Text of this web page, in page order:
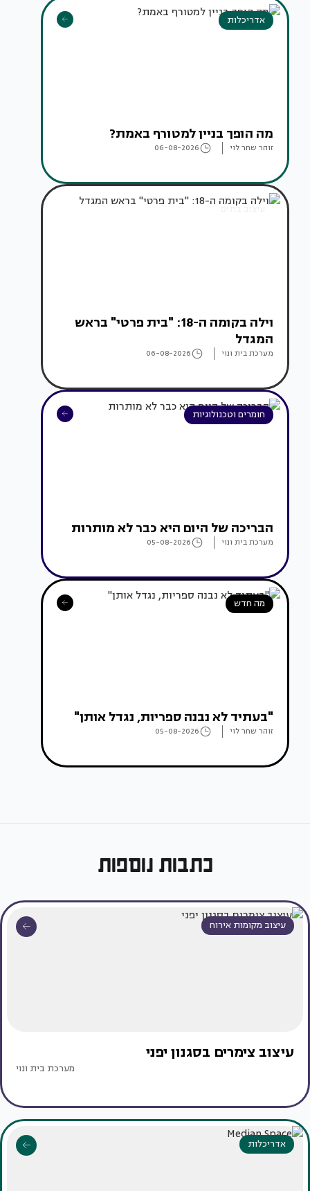
אדריכלות
מה הופך בניין למטורף באמת?
זוהר שחר לוי 06-08-2026
עיצוב בתים
וילה בקומה ה-18: "בית פרטי" בראש
המגדל
מערכת בית ונוי 06-08-2026
חומרים וטכנולוגיות
הבריכה של היום היא כבר לא מותרות
מערכת בית ונוי 05-08-2026
מה חדש
"בעתיד לא נבנה ספריות, נגדל אותן"
זוהר שחר לוי 05-08-2026
כתבות נוספות
עיצוב מקומות אירוח
עיצוב צימרים בסגנון יפני
מערכת בית ונוי
אדריכלות